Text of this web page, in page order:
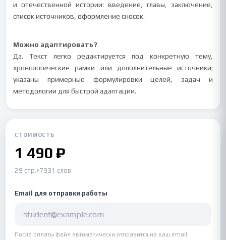
и отечественной истории: введение, главы, заключение,
список источников, оформление сносок.
Можно адаптировать?
Да. Текст легко редактируется под конкретную тему,
хронологические рамки или дополнительные источники;
указаны примерные формулировки целей, задач и
методологии для быстрой адаптации.
СТОИМОСТЬ
1 490 ₽
29 стр.•7331 слов
Email для отправки работы
После оплаты файл автоматически отправится на ваш email.